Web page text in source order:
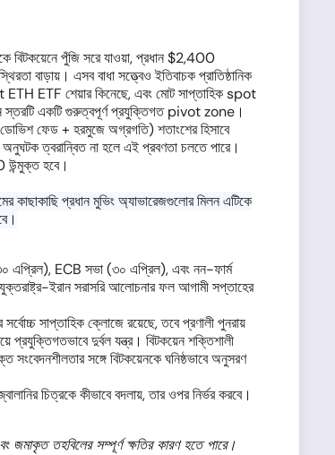
পুঁজি সরে যাওয়া, প্রধান $2,400
বাড়ায়। এসব বাধা সত্ত্বেও ইতিবাচক প্রাতিষ্ঠানিক
ETF শেয়ার কিনেছে, এবং মোট সাপ্তাহিক spot
স্তরটি একটি গুরুত্বপূর্ণ প্রযুক্তিগত pivot zone।
ফেড + হরমুজে অগ্রগতি) শতাংশের হিসাবে
ত্বরান্বিত না হলে এই প্রবণতা চলতে পারে।
হবে।
কাছাকাছি প্রধান মুভিং অ্যাভারেজগুলোর মিলন এটিকে
এপ্রিল), ECB সভা (৩০ এপ্রিল), এবং নন-ফার্ম
ইরান সরাসরি আলোচনার ফল আগামী সপ্তাহের
সাপ্তাহিক ক্লোজে রয়েছে, তবে প্রণালী পুনরায়
প্রযুক্তিগতভাবে দুর্বল যন্ত্র। বিটকয়েন শক্তিশালী
সঙ্গে বিটকয়েনকে ঘনিষ্ঠভাবে অনুসরণ
চিত্রকে কীভাবে বদলায়, তার ওপর নির্ভর করবে।
জমাকৃত তহবিলের সম্পূর্ণ ক্ষতির কারণ হতে পারে।